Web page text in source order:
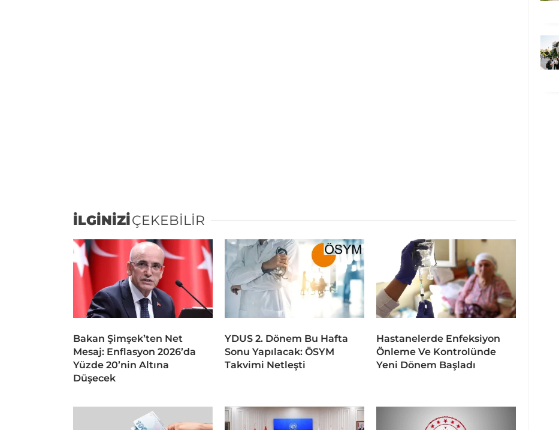
İLGİNİZİÇEKEBİLİR
Bakan Şimşek’ten Net
Mesaj: Enflasyon 2026’da
Yüzde 20’nin Altına
Düşecek
YDUS 2. Dönem Bu Hafta
Sonu Yapılacak: ÖSYM
Takvimi Netleşti
Hastanelerde Enfeksiyon
Önleme Ve Kontrolünde
Yeni Dönem Başladı